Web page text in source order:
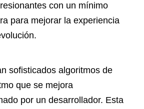
con un mínimo
para mejorar la experiencia
sofisticados algoritmos de
que se mejora
por un desarrollador. Esta